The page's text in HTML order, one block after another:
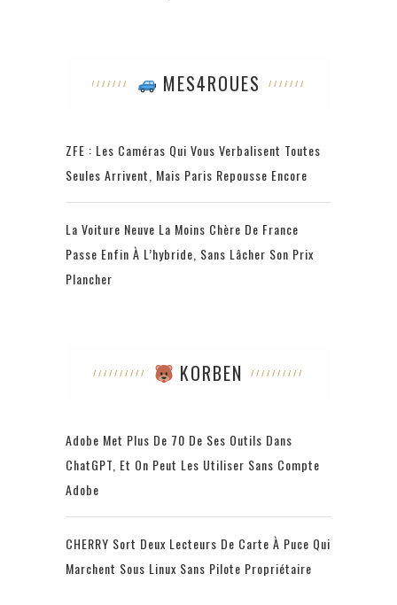
MES4ROUES
ZFE : Les Caméras Qui Vous Verbalisent Toutes
Seules Arrivent, Mais Paris Repousse Encore
La Voiture Neuve La Moins Chère De France
Passe Enfin À L’hybride, Sans Lâcher Son Prix
Plancher
KORBEN
Adobe Met Plus De 70 De Ses Outils Dans
ChatGPT, Et On Peut Les Utiliser Sans Compte
Adobe
CHERRY Sort Deux Lecteurs De Carte À Puce Qui
Marchent Sous Linux Sans Pilote Propriétaire